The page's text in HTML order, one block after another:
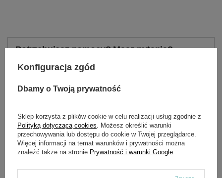
Potrzebujesz pomocy? Masz pytania?
Zadaj pytanie a my odpowiemy niezwłocznie,
najciekawsze pytania i odpowiedzi publikując
OPIS
Poj. skokowa 196 cm3
Konfiguracja zgód
Dbamy o Twoją prywatność
Sklep korzysta z plików cookie w celu realizacji usług zgodnie z
Polityką dotyczącą cookies . Możesz określić warunki
przechowywania lub dostępu do cookie w Twojej przeglądarce.
Więcej informacji na temat warunków i prywatności można
znaleźć także na stronie Prywatność i warunki Google